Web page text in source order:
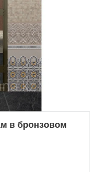
в бронзовом